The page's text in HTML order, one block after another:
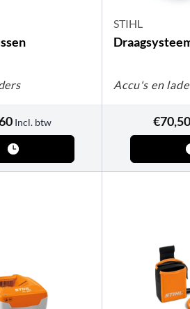
Incl. btw
STIHL
Accu's en
€70,50